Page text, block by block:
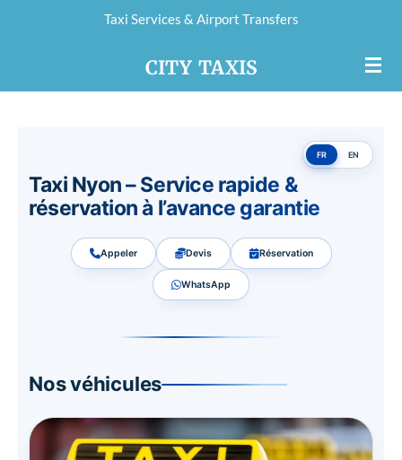
principal
CITY TAXIS
Taxi Services & Airport Transfers
FR EN
Taxi Nyon – Service rapide &
réservation à l’avance garantie
Appeler Devis Réservation
WhatsApp
Nos véhicules